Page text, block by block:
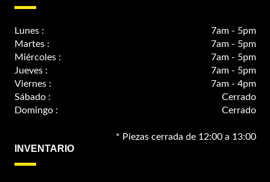
Lunes :
7am - 5pm
Martes :
7am - 5pm
Miércoles :
7am - 5pm
Jueves :
7am - 5pm
Viernes :
7am - 4pm
Sábado :
Cerrado
Domingo :
Cerrado
* Piezas cerrada de 12:00 a 13:00
INVENTARIO